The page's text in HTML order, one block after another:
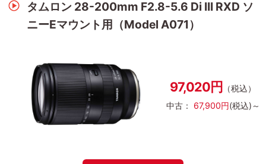
タムロン 28-200mm F2.8-5.6 Di III RXD ソ
ニーEマウント用（Model A071）
97,020円
（税込）
中古： 67,900円(税込)～